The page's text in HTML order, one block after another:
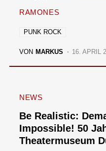
RAMONES
PUNK ROCK
VON MARKUS 16. APRIL
NEWS
Be Realistic:
Impossible! 50
Theatermuseum